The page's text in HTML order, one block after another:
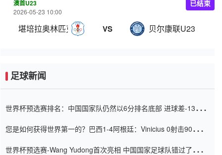
澳首U23
2026-05-23 10:00
堪培拉奥林匹克U23 VS 贝尔康联U23
已结束
足球新闻
世界杯预选赛排名：中国国家队仍然以6分排名底部 进球差-13令人
您是如何获得世界第一的？巴西1-4阿根廷：Vinicius 0射击90分钟
世界杯预选赛-Wang Yudong首次亮相 中国国家足球队错过了世界